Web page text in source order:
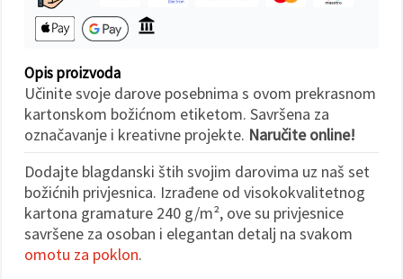
Opis proizvoda
Učinite svoje darove posebnima s ovom prekrasnom
kartonskom božićnom etiketom. Savršena za
označavanje i kreativne projekte. Naručite online!
Dodajte blagdanski štih svojim darovima uz naš set
božićnih privjesnica. Izrađene od visokokvalitetnog
kartona gramature 240 g/m², ove su privjesnice
savršene za osoban i elegantan detalj na svakom
omotu za poklon.